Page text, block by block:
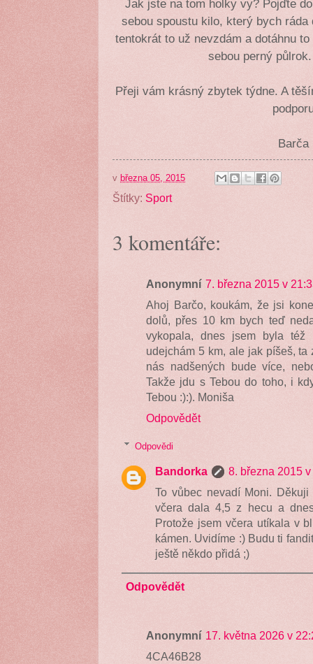
Jak jste na tom holky vy? Pojďte
sebou spoustu kilo, který bych ráda
tentokrát to už nevzdám a dotáhnu
sebou perný
Přeji vám krásný zbytek týdne. A
Barča
v března 05, 2015
Štítky: Sport
3 komentáře:
Anonymní 7. března 2015 v
Ahoj Barčo, koukám, že jsi
dolů, přes 10 km bych teď
vykopala, dnes jsem byla též
udejchám 5 km, ale jak píšeš,
nás nadšených bude více,
Takže jdu s Tebou do toho, i
Tebou :):). Moniša
Odpovědět
Odpovědi
Bandorka
8. března 2015
To vůbec nevadí Moni.
včera dala 4,5 z hecu a
Protože jsem včera utíkala v
kámen. Uvidíme :) Budu ti
ještě někdo přidá ;)
Odpovědět
Anonymní 17. května 2026 v
4CA46B28